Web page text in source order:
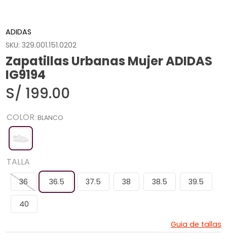
ADIDAS
SKU:329.001.151.0202
Zapatillas Urbanas Mujer ADIDAS
IG9194
S/ 199.00
COLOR: BLANCO
TALLA
36 36.5 37.5 38 38.5 39.5
40
Guia de tallas